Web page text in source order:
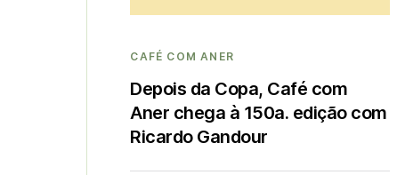
CAFÉ COM ANER
Depois da Copa, Café com
Aner chega à 150a. edição com
Ricardo Gandour